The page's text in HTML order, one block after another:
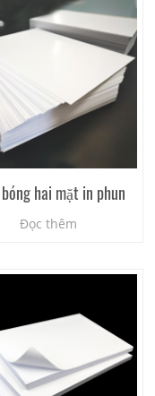
hai mặt in phun
Đọc thêm